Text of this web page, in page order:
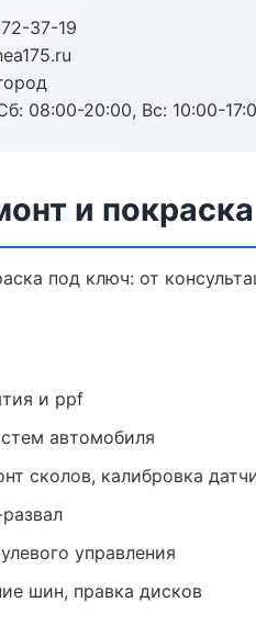
37-19
08:00-20:00, Вс: 10:00-
и
под ключ: от
и ppf
автомобиля
сколов, калибровка
управления
шин, правка дисков